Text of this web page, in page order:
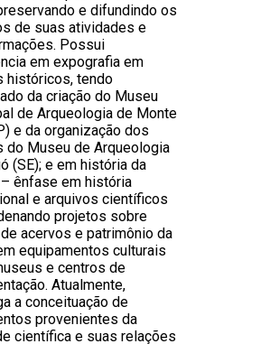
e difundindo os
de suas atividades e
Possui
em expografia em
históricos, tendo
da criação do Museu
de Arqueologia de Monte
e da organização dos
do Museu de Arqueologia
(SE); e em história da
ênfase em história
e arquivos científicos
projetos sobre
acervos e patrimônio da
equipamentos culturais
e centros de
Atualmente,
a conceituação de
provenientes da
científica e suas relações